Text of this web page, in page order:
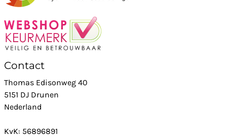
Contact
Thomas Edisonweg 40
5151 DJ Drunen
Nederland
KvK: 56896891